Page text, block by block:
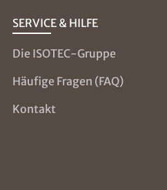
SERVICE & HILFE
Die ISOTEC-Gruppe
Häufige Fragen (FAQ)
Kontakt